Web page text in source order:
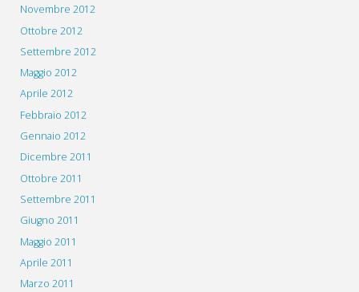
Novembre 2012
Ottobre 2012
Settembre 2012
Maggio 2012
Aprile 2012
Febbraio 2012
Gennaio 2012
Dicembre 2011
Ottobre 2011
Settembre 2011
Giugno 2011
Maggio 2011
Aprile 2011
Marzo 2011